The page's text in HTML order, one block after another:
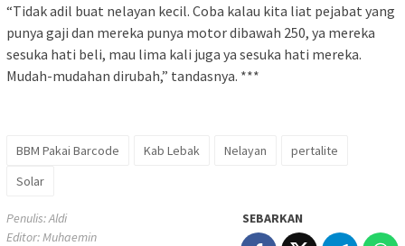
“Tidak adil buat nelayan kecil. Coba kalau kita liat pejabat yang
punya gaji dan mereka punya motor dibawah 250, ya mereka
sesuka hati beli, mau lima kali juga ya sesuka hati mereka.
Mudah-mudahan dirubah,” tandasnya. ***
BBM Pakai Barcode Kab Lebak Nelayan
pertalite
Solar
Penulis: Aldi
Editor: Muhaemin
SEBARKAN